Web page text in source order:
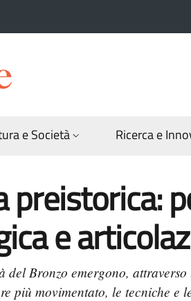
e Società Ricerca e
preistorica:
e
del Bronzo emergono,
più movimentato, le tecniche